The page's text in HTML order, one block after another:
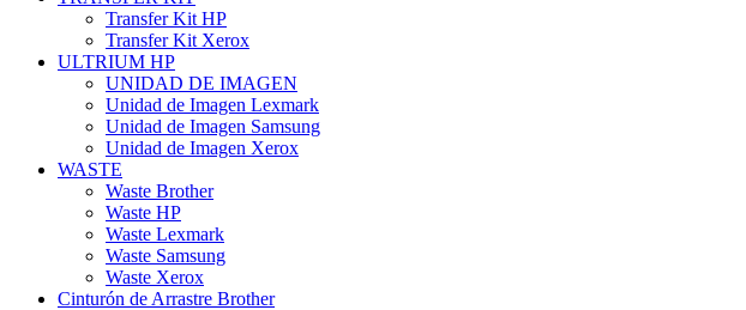
Transfer Kit HP
Transfer Kit Xerox
ULTRIUM HP
UNIDAD DE IMAGEN
Unidad de Imagen Lexmark
Unidad de Imagen Samsung
Unidad de Imagen Xerox
WASTE
Waste Brother
Waste HP
Waste Lexmark
Waste Samsung
Waste Xerox
Cinturón de Arrastre Brother